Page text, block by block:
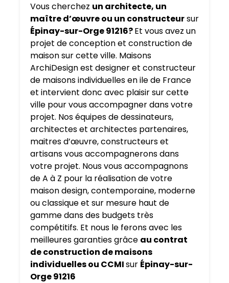
Vous cherchez un architecte, un
maître d’œuvre ou un constructeursur
Épinay-sur-Orge 91216?Et vous avez un
projet de conception et construction de
maison sur cette ville. Maisons
ArchiDesign est designer et constructeur
de maisons individuelles en ile de France
et intervient donc avec plaisir sur cette
ville pour vous accompagner dans votre
projet. Nos équipes de dessinateurs,
architectes et architectes partenaires,
maitres d’œuvre, constructeurs et
artisans vous accompagnerons dans
votre projet. Nous vous accompagnons
de A à Z pour la réalisation de votre
maison design, contemporaine, moderne
ou classique et sur mesure haut de
gamme dans des budgets très
compétitifs. Et nous le ferons avec les
meilleures garanties grâce au contrat
de construction de maisons
individuelles ou CCMIsur Épinay-sur-
Orge 91216